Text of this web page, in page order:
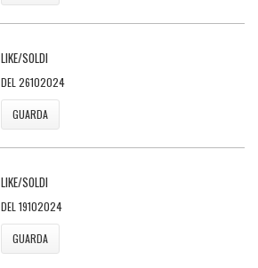
LIKE/SOLDI
DEL 26102024
GUARDA
LIKE/SOLDI
DEL 19102024
GUARDA